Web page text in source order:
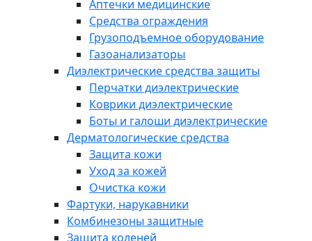
Аптечки медицинские
Средства ограждения
Грузоподъемное оборудование
Газоанализаторы
Диэлектрические средства защиты
Перчатки диэлектрические
Коврики диэлектрические
Боты и галоши диэлектрические
Дерматологические средства
Защита кожи
Уход за кожей
Очистка кожи
Фартуки, нарукавники
Комбинезоны защитные
Защита коленей